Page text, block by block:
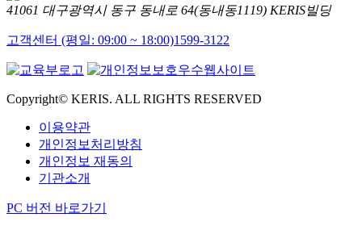
41061 대구광역시 동구 동내로 64(동내동1119) KERIS빌딩
고객센터 (평일: 09:00 ~ 18:00)1599-3122
Copyright© KERIS. ALL RIGHTS RESERVED
이용약관
개인정보처리방침
개인정보 재동의
기관소개
PC 버전 바로가기